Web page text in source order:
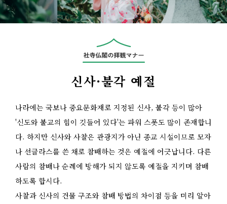
신사·불각 예절
나라에는 국보나 중요문화재로 지정된 신사, 불각 등이 많아
'신도와 불교의 힘이 깃들어 있다'는 파워 스폿도 많이 존재합니
다. 하지만 신사와 사찰은 관광지가 아닌 종교 시설이므로 모자
나 선글라스를 쓴 채로 참배하는 것은 예절에 어긋납니다. 다른
사람의 참배나 순례에 방해가 되지 않도록 예절을 지키며 참배
하도록 합시다.
사찰과 신사의 건물 구조와 참배 방법의 차이점 등을 미리 알아